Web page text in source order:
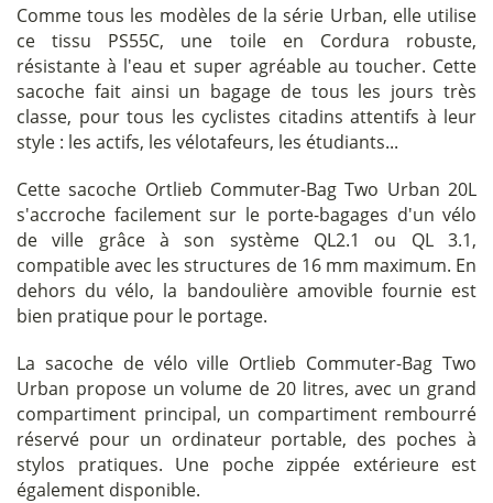
Comme tous les modèles de la série Urban, elle utilise
ce tissu PS55C, une toile en Cordura robuste,
résistante à l'eau et super agréable au toucher. Cette
sacoche fait ainsi un bagage de tous les jours très
classe, pour tous les cyclistes citadins attentifs à leur
style : les actifs, les vélotafeurs, les étudiants...
Cette sacoche Ortlieb Commuter-Bag Two Urban 20L
s'accroche facilement sur le porte-bagages d'un vélo
de ville grâce à son système QL2.1 ou QL 3.1,
compatible avec les structures de 16 mm maximum. En
dehors du vélo, la bandoulière amovible fournie est
bien pratique pour le portage.
La sacoche de vélo ville Ortlieb Commuter-Bag Two
Urban propose un volume de 20 litres, avec un grand
compartiment principal, un compartiment rembourré
réservé pour un ordinateur portable, des poches à
stylos pratiques. Une poche zippée extérieure est
également disponible.